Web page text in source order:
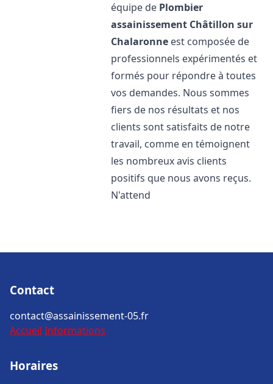
équipe de Plombier
assainissement Châtillon sur
Chalaronne est composée de
professionnels expérimentés et
formés pour répondre à toutes
vos demandes. Nous sommes
fiers de nos résultats et nos
clients sont satisfaits de notre
travail, comme en témoignent
les nombreux avis clients
positifs que nous avons reçus.
N'attend
Contact
contact@assainissement-05.fr
Accueil Informations
Horaires